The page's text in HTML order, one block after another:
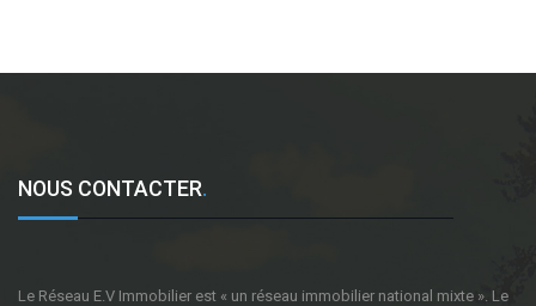
NOUS CONTACTER.
Le Réseau E.V Immobilier est « un réseau immobilier national mixte ». Le